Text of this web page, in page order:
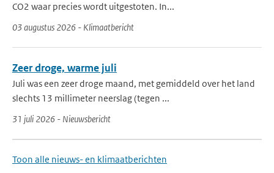
CO2 waar precies wordt uitgestoten. In...
03 augustus 2026 - Klimaatbericht
Zeer droge, warme juli
Juli was een zeer droge maand, met gemiddeld over het land
slechts 13 millimeter neerslag (tegen ...
31 juli 2026 - Nieuwsbericht
Toon alle nieuws- en klimaatberichten